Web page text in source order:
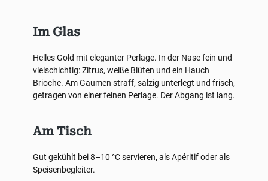
Im Glas
Helles Gold mit eleganter Perlage. In der Nase fein und
vielschichtig: Zitrus, weiße Blüten und ein Hauch
Brioche. Am Gaumen straff, salzig unterlegt und frisch,
getragen von einer feinen Perlage. Der Abgang ist lang.
Am Tisch
Gut gekühlt bei 8–10 °C servieren, als Apéritif oder als
Speisenbegleiter.